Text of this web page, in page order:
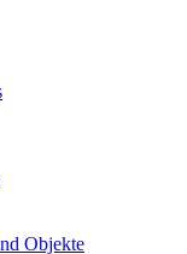
Objekte